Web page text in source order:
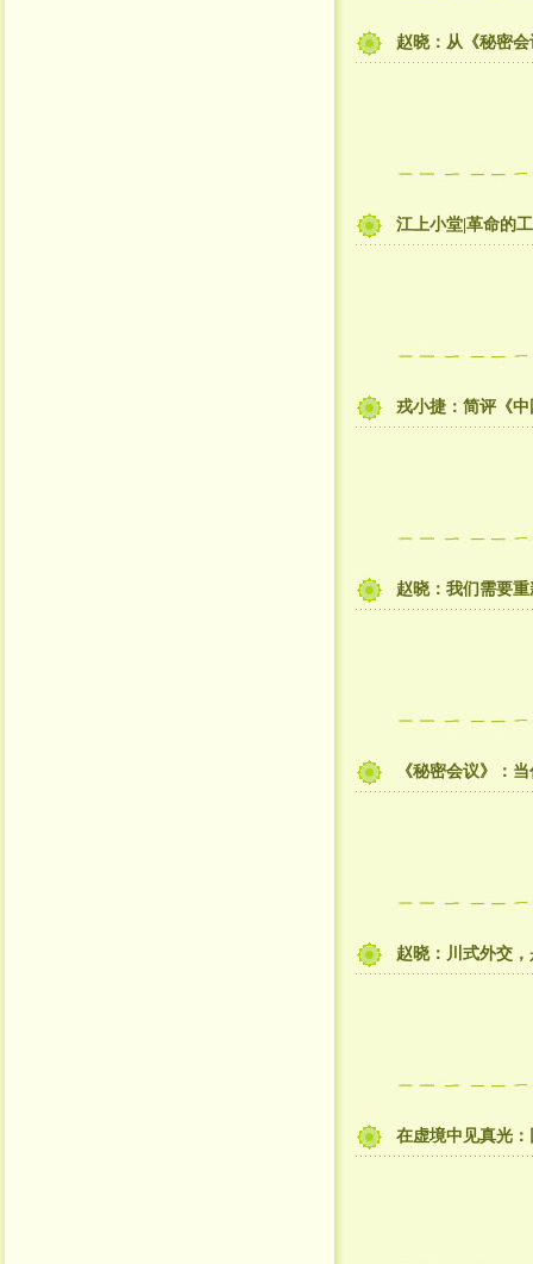
赵晓：从《秘密
江上小堂|革命的
戎小捷：简评《
赵晓：我们需要
《秘密会议》：
赵晓：川式外交
在虚境中见真光